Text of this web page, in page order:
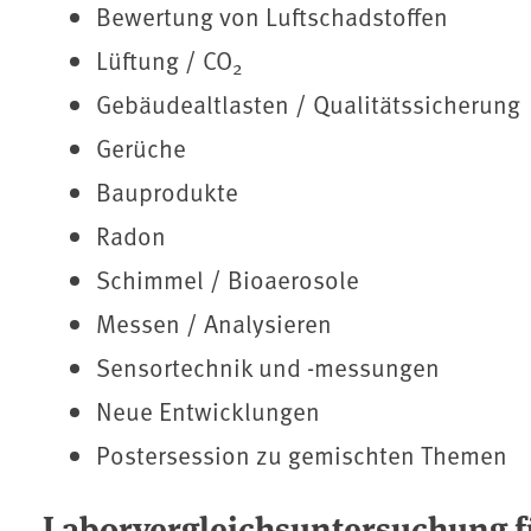
Bewertung von Luftschadstoffen
Lüftung / CO2
Gebäudealtlasten / Qualitätssicherung
Gerüche
Bauprodukte
Radon
Schimmel / Bioaerosole
Messen / Analysieren
Sensortechnik und -messungen
Neue Entwicklungen
Postersession zu gemischten Themen